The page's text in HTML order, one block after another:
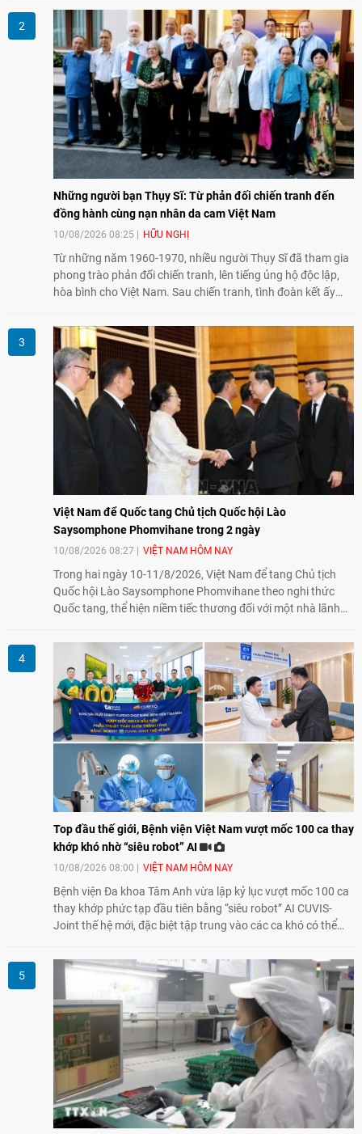
nhân dân trong củng cố tình hữu nghị, mở rộng hợp tác thiết
thực và làm sâu sắc quan hệ Đối tác chiến lược Việt Nam -
Belarus.
Những người bạn Thụy Sĩ: Từ phản đối chiến tranh đến
đồng hành cùng nạn nhân da cam Việt Nam
10/08/2026 08:25 HỮU NGHỊ
Từ những năm 1960-1970, nhiều người Thụy Sĩ đã tham gia
phong trào phản đối chiến tranh, lên tiếng ủng hộ độc lập,
hòa bình cho Việt Nam. Sau chiến tranh, tình đoàn kết ấy
đồng hành với những người còn chịu hậu quả chiến tranh,
trong đó có các nạn nhân chất độc da cam/dioxin.
Việt Nam để Quốc tang Chủ tịch Quốc hội Lào
Saysomphone Phomvihane trong 2 ngày
10/08/2026 08:27 VIỆT NAM HÔM NAY
Trong hai ngày 10-11/8/2026, Việt Nam để tang Chủ tịch
Quốc hội Lào Saysomphone Phomvihane theo nghi thức
Quốc tang, thể hiện niềm tiếc thương đối với một nhà lãnh
nghị vĩ đại, đoàn kết đặc biệt Việt Nam - Lào.
Top đầu thế giới, Bệnh viện Việt Nam vượt mốc 100 ca thay
khớp khó nhờ “siêu robot” AI
10/08/2026 08:00 VIỆT NAM HÔM NAY
Bệnh viện Đa khoa Tâm Anh vừa lập kỷ lục vượt mốc 100 ca
thay khớp phức tạp đầu tiên bằng “siêu robot” AI CUVIS-
Joint thế hệ mới, đặc biệt tập trung vào các ca khó có thể
mở ra cơ hội mới cho nhiều người bệnh đang đối mặt nguy
cơ “tàn phế”.